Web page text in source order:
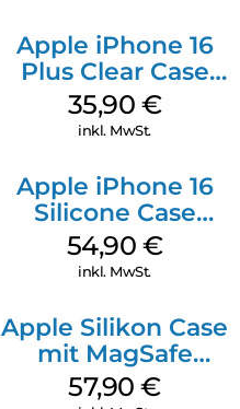
Apple iPhone 16
Plus Clear Case
MagSafe
Transparent
35,90 €
inkl. MwSt.
Apple iPhone 16
Silicone Case
MagSafe Black
54,90 €
inkl. MwSt.
Apple Silikon Case
mit MagSafe
iPhone 14 Pro
57,90€